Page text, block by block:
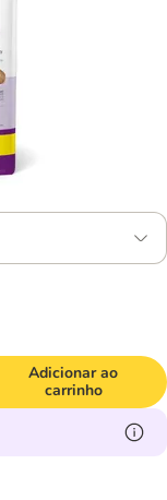
Adicionar ao
carrinho